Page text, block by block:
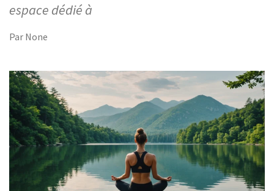
espace dédié à
Par None